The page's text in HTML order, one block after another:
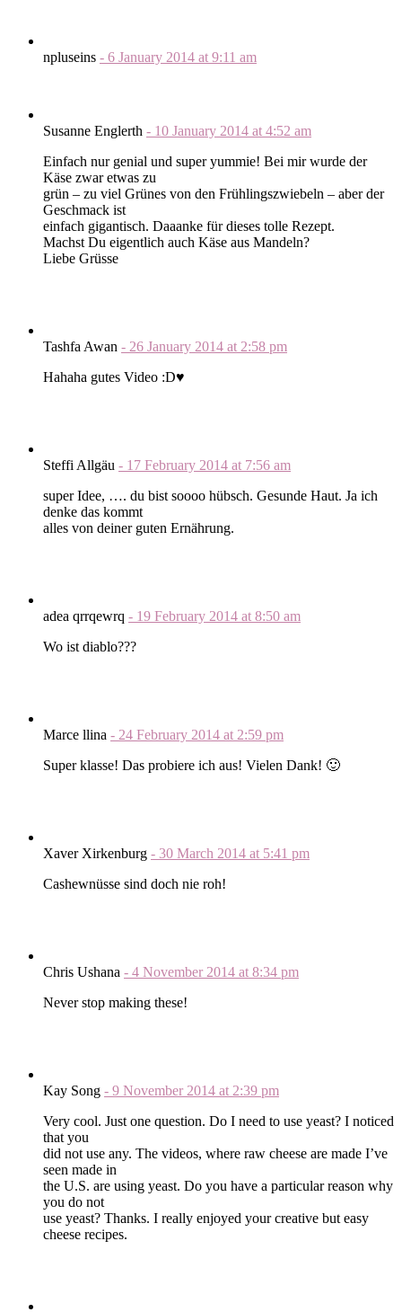
npluseins - 6 January 2014 at 9:11 am
Susanne Englerth - 10 January 2014 at 4:52 am
Einfach nur genial und super yummie! Bei mir wurde der
Käse zwar etwas zu
grün – zu viel Grünes von den Frühlingszwiebeln – aber der
Geschmack ist
einfach gigantisch. Daaanke für dieses tolle Rezept.
Machst Du eigentlich auch Käse aus Mandeln?
Liebe Grüsse
Tashfa Awan - 26 January 2014 at 2:58 pm
Hahaha gutes Video :D♥
Steffi Allgäu - 17 February 2014 at 7:56 am
super Idee, …. du bist soooo hübsch. Gesunde Haut. Ja ich
denke das kommt
alles von deiner guten Ernährung.
adea qrrqewrq - 19 February 2014 at 8:50 am
Wo ist diablo???
Marce llina - 24 February 2014 at 2:59 pm
Super klasse! Das probiere ich aus! Vielen Dank! 🙂
Xaver Xirkenburg - 30 March 2014 at 5:41 pm
Cashewnüsse sind doch nie roh!
Chris Ushana - 4 November 2014 at 8:34 pm
Never stop making these!
Kay Song - 9 November 2014 at 2:39 pm
Very cool. Just one question. Do I need to use yeast? I noticed
that you
did not use any. The videos, where raw cheese are made I’ve
seen made in
the U.S. are using yeast. Do you have a particular reason why
you do not
use yeast? Thanks. I really enjoyed your creative but easy
cheese recipes.